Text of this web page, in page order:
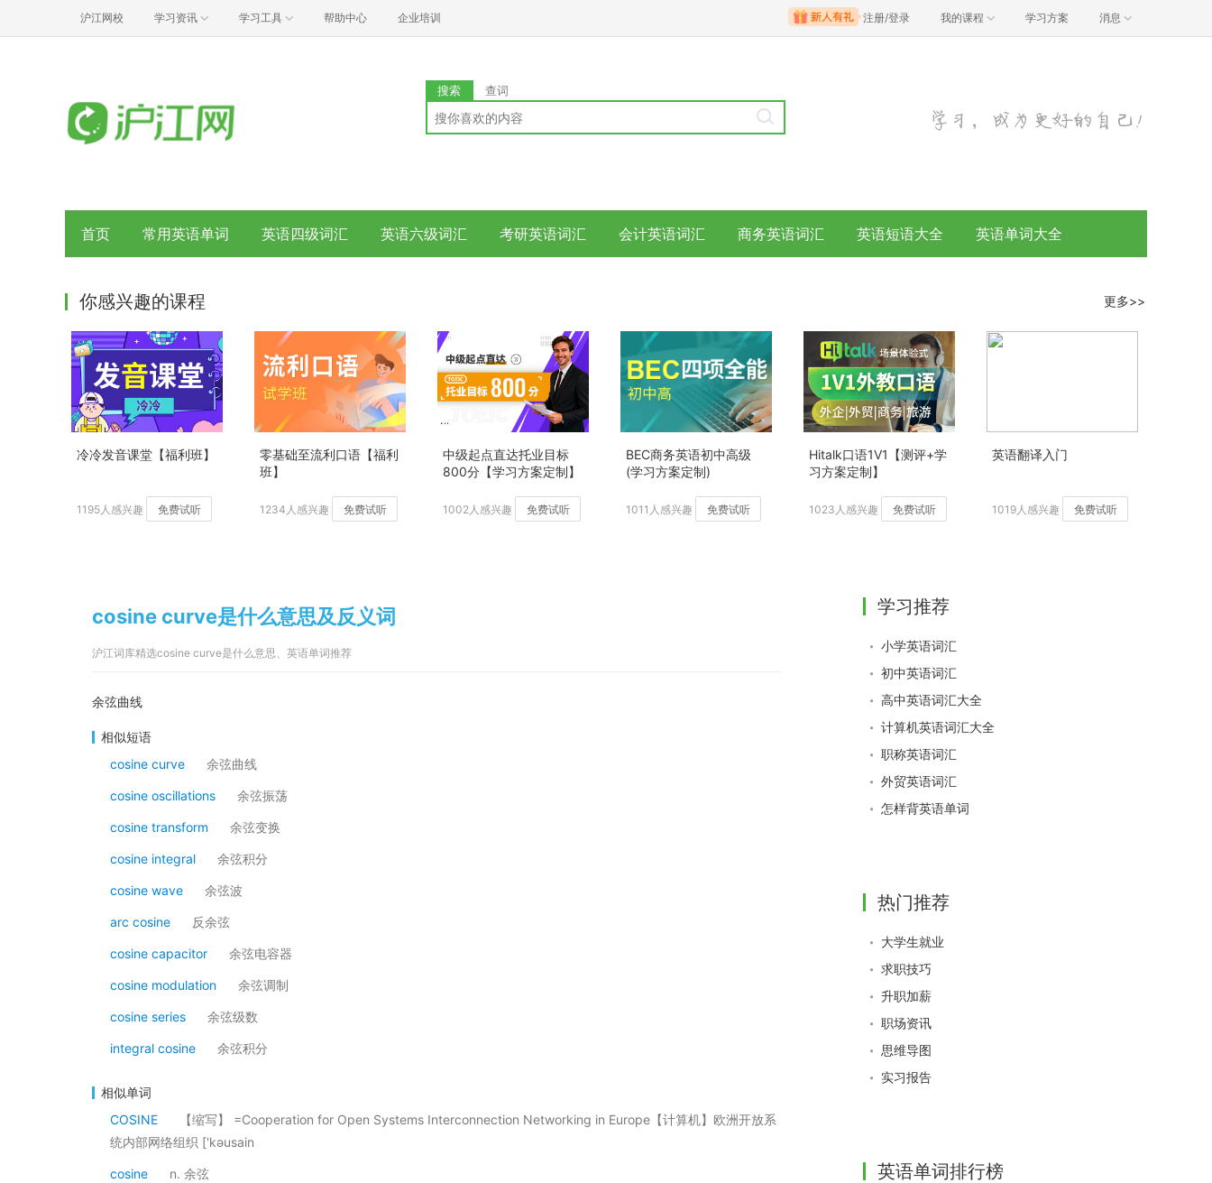
沪江网校 学习资讯 学习工具 帮助中心 企业培训 注册/登录 我的课程 学习方案 消息
搜索 查词
首页 常用英语单词 英语四级词汇 英语六级词汇 考研英语词汇 会计英语词汇 商务英语词汇 英语短语大全 英语单词大全
你感兴趣的课程 更多>>
冷冷发音课堂【福利班】
1195人感兴趣 免费试听
零基础至流利口语【福利
班】
1234人感兴趣 免费试听
中级起点直达托业目标
800分【学习方案定制】
1002人感兴趣 免费试听
BEC商务英语初中高级
(学习方案定制)
1011人感兴趣 免费试听
Hitalk口语1V1【测评+学
习方案定制】
1023人感兴趣 免费试听
英语翻译入门
1019人感兴趣 免费试听
cosine curve是什么意思及反义词
沪江词库精选cosine curve是什么意思、英语单词推荐
余弦曲线
相似短语
cosine curve
余弦曲线
cosine oscillations 余弦振荡
cosine transform 余弦变换
cosine integral 余弦积分
cosine wave 余弦波
arc cosine 反余弦
cosine capacitor 余弦电容器
cosine modulation 余弦调制
cosine series 余弦级数
integral cosine 余弦积分
相似单词
COSINE
【缩写】 =Cooperation for Open Systems Interconnection Networking in Europe【计算机】欧洲开放系
统内部网络组织 ['kәusain
cosine n. 余弦
学习推荐
小学英语词汇
初中英语词汇
高中英语词汇大全
计算机英语词汇大全
职称英语词汇
外贸英语词汇
怎样背英语单词
热门推荐
大学生就业
求职技巧
升职加薪
职场资讯
思维导图
实习报告
英语单词排行榜